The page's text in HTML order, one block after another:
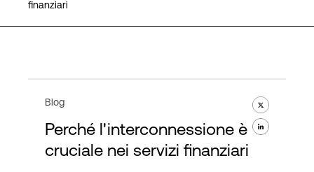
PlatformDIGITAL®
finanziari
Blog
Perché l'interconnessione è
cruciale nei servizi finanziari